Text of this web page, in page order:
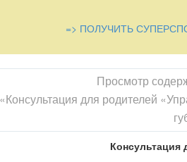
=> ПОЛУЧИТЬ
Просмотр
«Консультация для родителей
Консультация